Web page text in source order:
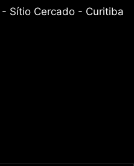
- Sítio Cercado - Curitiba